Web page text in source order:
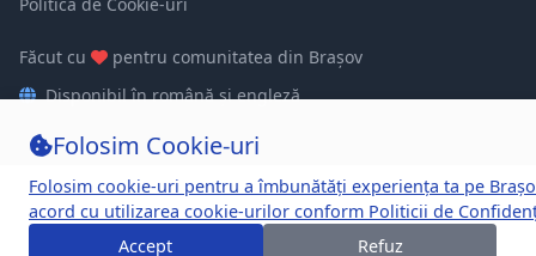
Făcut cu
pentru comunitatea din Brașov
Disponibil în română și engleză
Folosim Cookie-uri
Folosim cookie-uri pentru a îmbunătăți experiența ta pe
acord cu utilizarea cookie-urilor conform Politicii de
Accept
Refuz